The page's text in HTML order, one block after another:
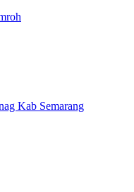
Kab Semarang